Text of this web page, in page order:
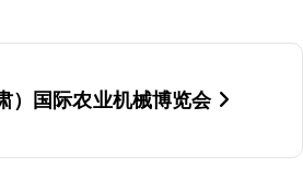
）国际农业机械博览会